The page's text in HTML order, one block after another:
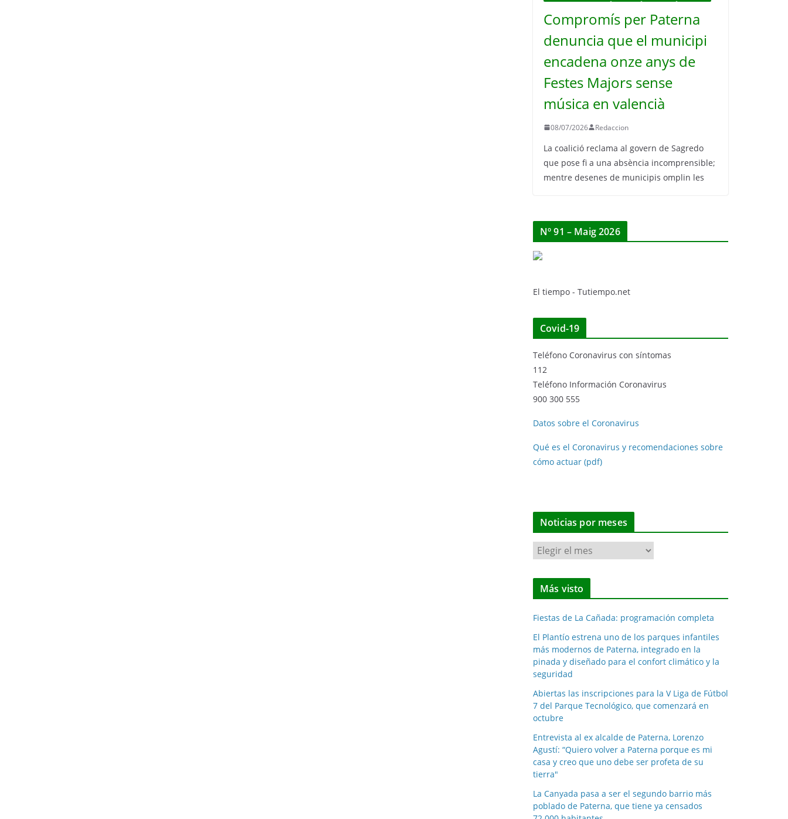
Compromís per Paterna
denuncia que el municipi
encadena onze anys de
Festes Majors sense
música en valencià
08/07/2026 Redaccion
La coalició reclama al govern de Sagredo
que pose fi a una absència incomprensible;
mentre desenes de municipis omplin les
Nº 91 – Maig 2026
El tiempo - Tutiempo.net
Covid-19
Teléfono Coronavirus con síntomas
112
Teléfono Información Coronavirus
900 300 555
Datos sobre el Coronavirus
Qué es el Coronavirus y recomendaciones sobre
cómo actuar (pdf)
Noticias por meses
N
o
t
i
a
s
p
o
r
m
e
s
e
s
Más visto
Fiestas de La Cañada: programación completa
El Plantío estrena uno de los parques infantiles
más modernos de Paterna, integrado en la
pinada y diseñado para el confort climático y la
seguridad
Abiertas las inscripciones para la V Liga de Fútbol
7 del Parque Tecnológico, que comenzará en
octubre
Entrevista al ex alcalde de Paterna, Lorenzo
Agustí: “Quiero volver a Paterna porque es mi
casa y creo que uno debe ser profeta de su
tierra"
La Canyada pasa a ser el segundo barrio más
poblado de Paterna, que tiene ya censados